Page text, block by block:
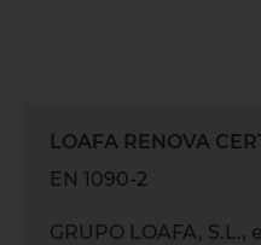
LOAFA RENOVA
EN 1090-2
GRUPO LOAFA,